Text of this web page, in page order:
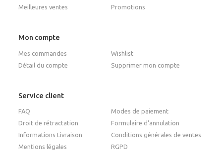
Meilleures ventes
Promotions
Mon compte
Mes commandes
Wishlist
Détail du compte
Supprimer mon compte
Service client
FAQ
Modes de paiement
Droit de rétractation
Formulaire d'annulation
Informations Livraison
Conditions générales de ventes
Mentions légales
RGPD